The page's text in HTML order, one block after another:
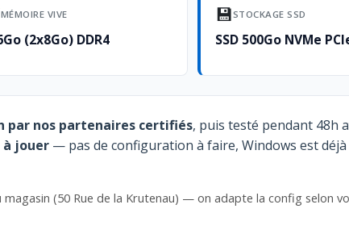
MÉMOIRE VIVE
(2x8Go) DDR4
💾STOCKAGE SSD
SSD 500Go NVMe
par nos partenaires certifiés, puis testé pendant 48h
jouer — pas de configuration à faire, Windows est
magasin (50 Rue de la Krutenau) — on adapte la config selon